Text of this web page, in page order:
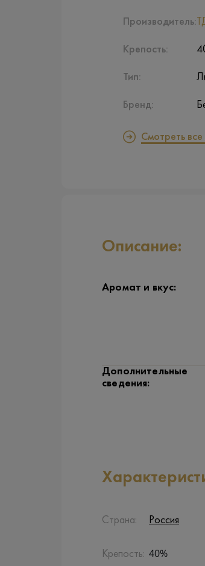
Производитель:
Крепость:
Тип:
Бренд:
Смотреть
Описание:
Аромат и вкус:
Дополнительные
сведения:
Страна: Россия
Крепость: 40%